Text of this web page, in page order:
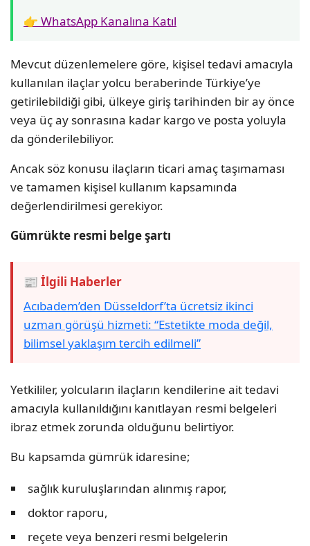
👉 WhatsApp Kanalına Katıl
Mevcut düzenlemelere göre, kişisel tedavi amacıyla
kullanılan ilaçlar yolcu beraberinde Türkiye’ye
getirilebildiği gibi, ülkeye giriş tarihinden bir ay önce
veya üç ay sonrasına kadar kargo ve posta yoluyla
da gönderilebiliyor.
Ancak söz konusu ilaçların ticari amaç taşımaması
ve tamamen kişisel kullanım kapsamında
değerlendirilmesi gerekiyor.
Gümrükte resmi belge şartı
📰 İlgili Haberler
Acıbadem’den Düsseldorf’ta ücretsiz ikinci
uzman görüşü hizmeti: “Estetikte moda değil,
bilimsel yaklaşım tercih edilmeli”
Yetkililer, yolcuların ilaçların kendilerine ait tedavi
amacıyla kullanıldığını kanıtlayan resmi belgeleri
ibraz etmek zorunda olduğunu belirtiyor.
Bu kapsamda gümrük idaresine;
sağlık kuruluşlarından alınmış rapor,
doktor raporu,
reçete veya benzeri resmi belgelerin